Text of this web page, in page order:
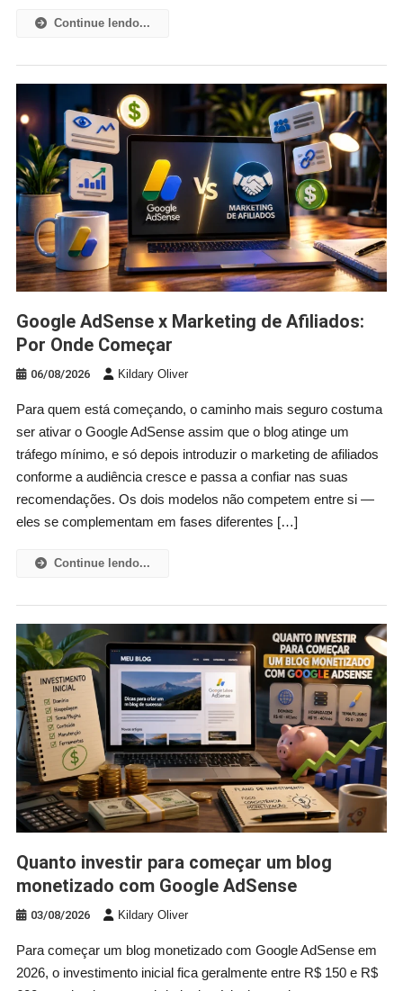
Continue lendo...
Google AdSense x Marketing de Afiliados:
Por Onde Começar
06/08/2026 Kildary Oliver
Para quem está começando, o caminho mais seguro costuma
ser ativar o Google AdSense assim que o blog atinge um
tráfego mínimo, e só depois introduzir o marketing de afiliados
conforme a audiência cresce e passa a confiar nas suas
recomendações. Os dois modelos não competem entre si —
eles se complementam em fases diferentes […]
Continue lendo...
Quanto investir para começar um blog
monetizado com Google AdSense
03/08/2026 Kildary Oliver
Para começar um blog monetizado com Google AdSense em
2026, o investimento inicial fica geralmente entre R$ 150 e R$